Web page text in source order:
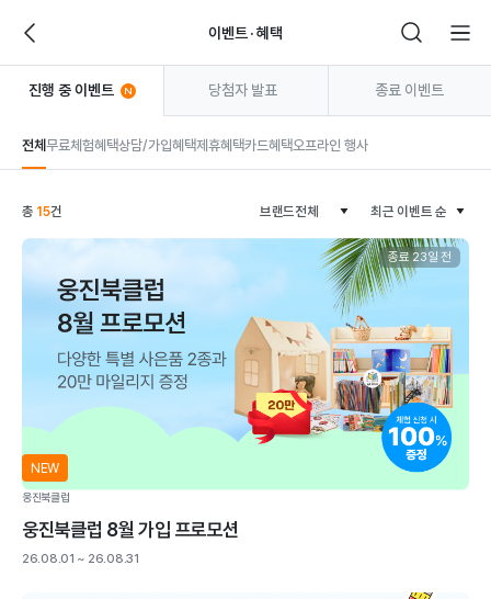
이벤트 · 혜택
진행 중 이벤트 당첨자 발표 종료 이벤트
전체무료체험혜택상담/가입혜택제휴혜택카드혜택오프라인 행사
웅
크
트
·
혜
택
리
총 15건
종료 23일 전
NEW
웅진북클럽
웅진북클럽 8월 가입 프로모션
26.08.01 ~ 26.08.31